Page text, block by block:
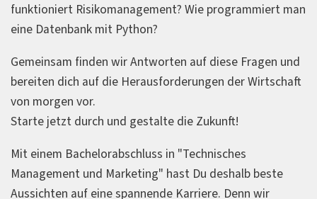
funktioniert Risikomanagement? Wie programmiert man
eine Datenbank mit Python?
Gemeinsam finden wir Antworten auf diese Fragen und
bereiten dich auf die Herausforderungen der Wirtschaft
von morgen vor.
Starte jetzt durch und gestalte die Zukunft!
Mit einem Bachelorabschluss in "Technisches
Management und Marketing" hast Du deshalb beste
Aussichten auf eine spannende Karriere. Denn wir